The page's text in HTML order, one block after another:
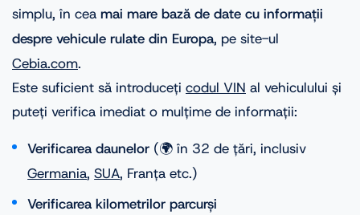
simplu, în cea mai mare bază de date cu informații
despre vehicule rulate din Europa, pe site-ul
Cebia.com.
Este suficient să introduceți codul VIN al vehiculului și
puteți verifica imediat o mulțime de informații:
Verificarea daunelor (🌍 în 32 de țări, inclusiv
Germania,SUA, Franța etc.)
Verificarea kilometrilor parcurși